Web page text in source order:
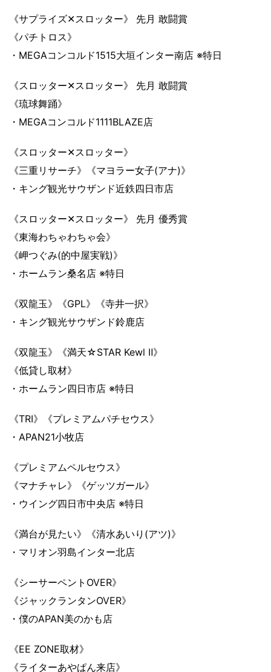
《サプライズ✕スロッター》 先月 敢闘賞
《パチトロス》
・MEGAコンコルド1515大垣インター南店 ※特日
《スロッター✕スロッター》 先月 敢闘賞
《琉球舞踊》
・MEGAコンコルド1111BLAZE店
《スロッター✕スロッター》
《三重リサーチ》《マヨラー女子(アナ)》
・キング観光サウザンド近鉄四日市店
《スロッター✕スロッター》 先月 優秀賞
《東海わちゃわちゃ会》
《岬つぐみ(的中屋実戦)》
・ホームラン桑名店 ※特日
《双龍玉》《GPL》《寺井一択》
・キング観光サウザンド鈴鹿店
《双龍玉》《満天☆STAR Kewl Ⅱ》
《低貸し取材》
・ホームラン四日市店 ※特日
《TRI》《プレミアムパチセウス》
・APAN21小牧店
《プレミアムペルセウス》
《マナチャレ》《ゲッツガール》
・ウイング四日市中央店 ※特日
《満台が見たい》《清水あいり(アツ)》
・マリオン羽島インター北店
《シーサーペントOVER》
《ジャックランタンOVER》
・僕のAPAN美のかも店
《EE ZONE取材》
《ライターあやぱん来店》